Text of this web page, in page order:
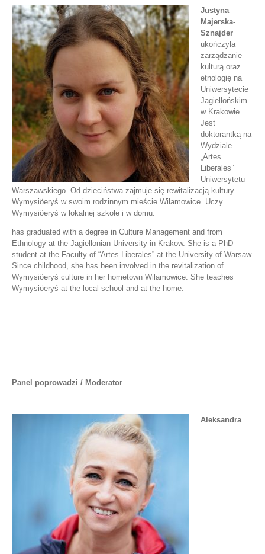
Justyna
Majerska-
Sznajder
ukończyła
zarządzanie
kulturą oraz
etnologię na
Uniwersytecie
Jagiellońskim
w Krakowie.
Jest
doktorantką na
Wydziale
„Artes
Liberales”
Uniwersytetu
Warszawskiego. Od dzieciństwa zajmuje się rewitalizacją kultury
Wymysiöeryś w swoim rodzinnym mieście Wilamowice. Uczy
Wymysiöeryś w lokalnej szkole i w domu.
has graduated with a degree in Culture Management and from
Ethnology at the Jagiellonian University in Krakow. She is a PhD
student at the Faculty of “Artes Liberales” at the University of Warsaw.
Since childhood, she has been involved in the revitalization of
Wymysiöeryś culture in her hometown Wilamowice. She teaches
Wymysiöeryś at the local school and at the home.
Panel poprowadzi / Moderator
Aleksandra